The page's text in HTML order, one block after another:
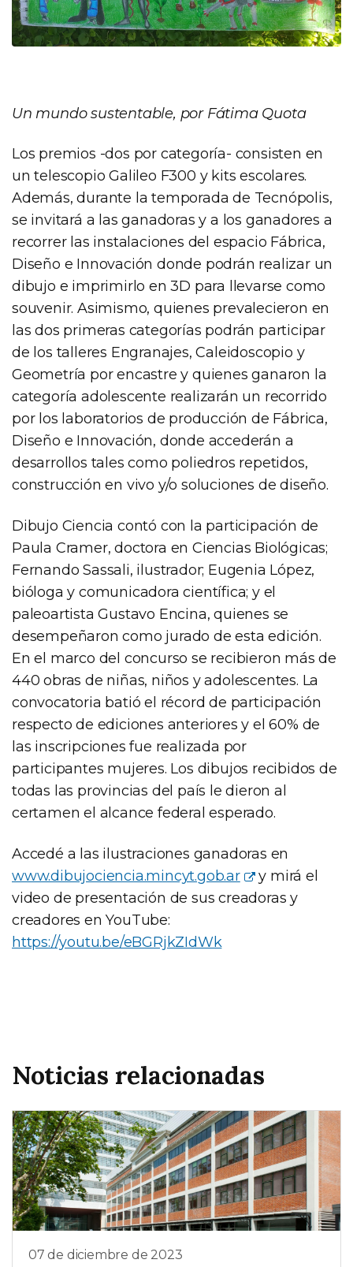
Un mundo sustentable, por Fátima Quota
Los premios -dos por categoría- consisten en
un telescopio Galileo F300 y kits escolares.
Además, durante la temporada de Tecnópolis,
se invitará a las ganadoras y a los ganadores a
recorrer las instalaciones del espacio Fábrica,
Diseño e Innovación donde podrán realizar un
dibujo e imprimirlo en 3D para llevarse como
souvenir. Asimismo, quienes prevalecieron en
las dos primeras categorías podrán participar
de los talleres Engranajes, Caleidoscopio y
Geometría por encastre y quienes ganaron la
categoría adolescente realizarán un recorrido
por los laboratorios de producción de Fábrica,
Diseño e Innovación, donde accederán a
desarrollos tales como poliedros repetidos,
construcción en vivo y/o soluciones de diseño.
Dibujo Ciencia contó con la participación de
Paula Cramer, doctora en Ciencias Biológicas;
Fernando Sassali, ilustrador; Eugenia López,
bióloga y comunicadora científica; y el
paleoartista Gustavo Encina, quienes se
desempeñaron como jurado de esta edición.
En el marco del concurso se recibieron más de
440 obras de niñas, niños y adolescentes. La
convocatoria batió el récord de participación
respecto de ediciones anteriores y el 60% de
las inscripciones fue realizada por
participantes mujeres. Los dibujos recibidos de
todas las provincias del país le dieron al
certamen el alcance federal esperado.
Accedé a las ilustraciones ganadoras en
www.dibujociencia.mincyt.gob.ar
y mirá el
video de presentación de sus creadoras y
creadores en YouTube:
https://youtu.be/eBGRjkZIdWk
Noticias relacionadas
07 de diciembre de 2023